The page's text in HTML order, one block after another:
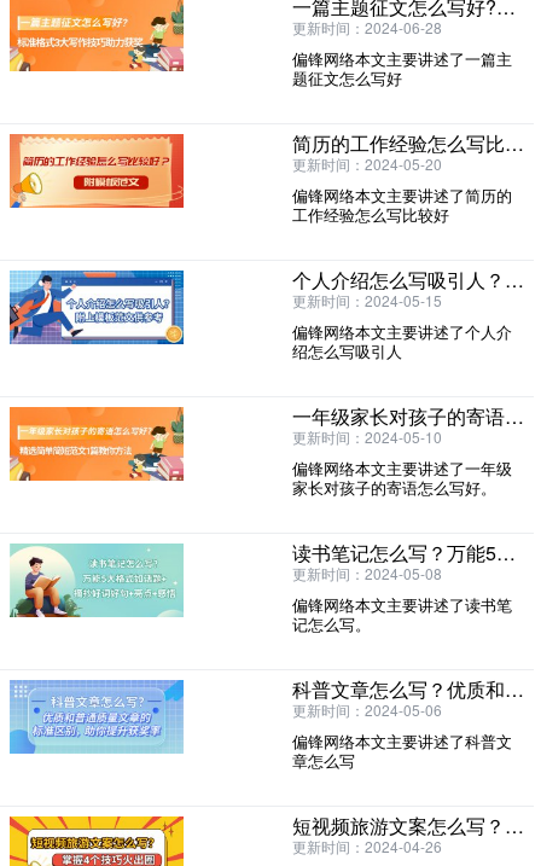
一篇主题征文怎么写好?标准格式3大写作技巧助力获奖
更新时间：2024-06-28
偏锋网络本文主要讲述了一篇主
题征文怎么写好
简历的工作经验怎么写比较好？附模板范文
更新时间：2024-05-20
偏锋网络本文主要讲述了简历的
工作经验怎么写比较好
个人介绍怎么写吸引人？附上模板范文供参考
更新时间：2024-05-15
偏锋网络本文主要讲述了个人介
绍怎么写吸引人
一年级家长对孩子的寄语怎么写好？精选简单简短范文1篇教你方法
更新时间：2024-05-10
偏锋网络本文主要讲述了一年级
家长对孩子的寄语怎么写好。
读书笔记怎么写？万能5大格式如话题+摘抄好词好句+亮点+感悟
更新时间：2024-05-08
偏锋网络本文主要讲述了读书笔
记怎么写。
科普文章怎么写？优质和普通质量文章的标准区别，助你提升获奖率
更新时间：2024-05-06
偏锋网络本文主要讲述了科普文
章怎么写
短视频旅游文案怎么写？掌握4个技巧火出圈
更新时间：2024-04-26